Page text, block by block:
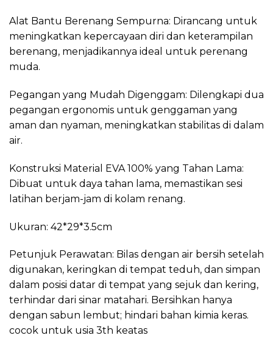
Alat Bantu Berenang Sempurna: Dirancang untuk
meningkatkan kepercayaan diri dan keterampilan
berenang, menjadikannya ideal untuk perenang
muda.
Pegangan yang Mudah Digenggam: Dilengkapi dua
pegangan ergonomis untuk genggaman yang
aman dan nyaman, meningkatkan stabilitas di dalam
air.
Konstruksi Material EVA 100% yang Tahan Lama:
Dibuat untuk daya tahan lama, memastikan sesi
latihan berjam-jam di kolam renang.
Ukuran: 42*29*3.5cm
Petunjuk Perawatan: Bilas dengan air bersih setelah
digunakan, keringkan di tempat teduh, dan simpan
dalam posisi datar di tempat yang sejuk dan kering,
terhindar dari sinar matahari. Bersihkan hanya
dengan sabun lembut; hindari bahan kimia keras.
cocok untuk usia 3th keatas